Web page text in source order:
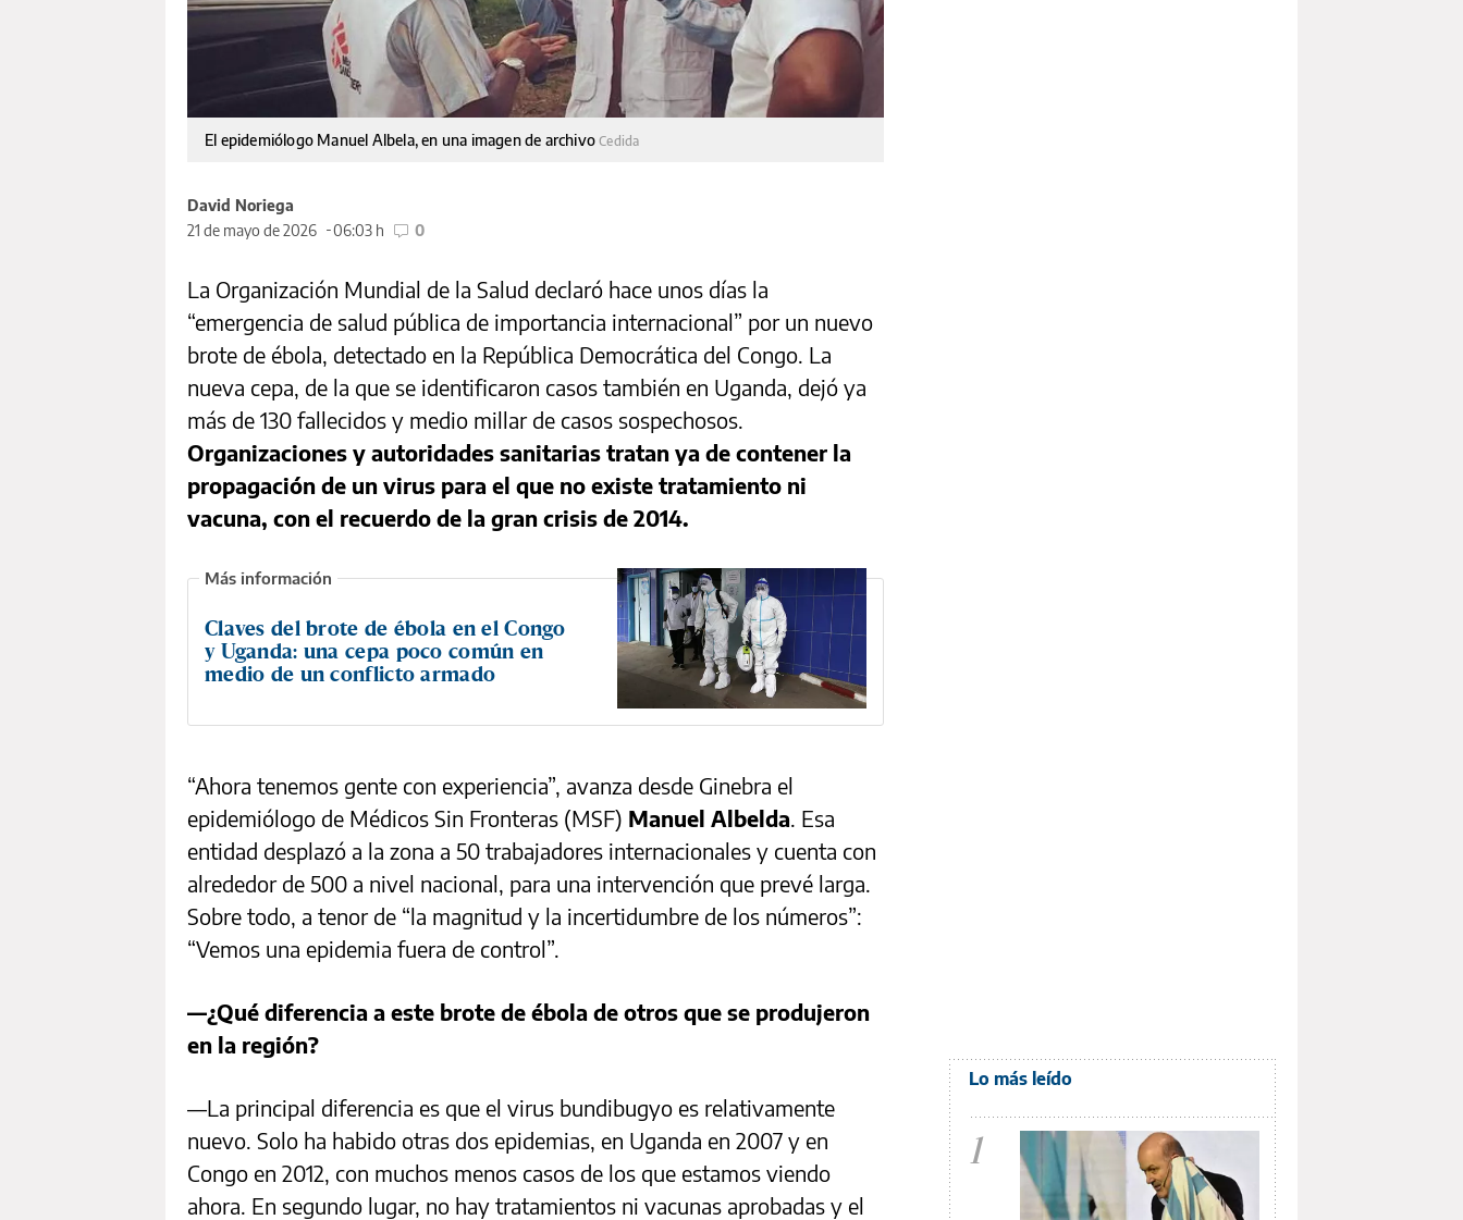
El epidemiólogo Manuel Albela, en una imagen de archivoCedida
David Noriega
21 de mayo de 2026
06:03 h 0
La Organización Mundial de la Salud declaró hace unos días la
“emergencia de salud pública de importancia internacional” por un nuevo
brote de ébola, detectado en la República Democrática del Congo. La
nueva cepa, de la que se identificaron casos también en Uganda, dejó ya
más de 130 fallecidos y medio millar de casos sospechosos.
Organizaciones y autoridades sanitarias tratan ya de contener la
propagación de un virus para el que no existe tratamiento ni
vacuna, con el recuerdo de la gran crisis de 2014.
Claves del brote de ébola en el Congo
y Uganda: una cepa poco común en
medio de un conflicto armado
“Ahora tenemos gente con experiencia”, avanza desde Ginebra el
epidemiólogo de Médicos Sin Fronteras (MSF) Manuel Albelda. Esa
entidad desplazó a la zona a 50 trabajadores internacionales y cuenta con
alrededor de 500 a nivel nacional, para una intervención que prevé larga.
Sobre todo, a tenor de “la magnitud y la incertidumbre de los números”:
“Vemos una epidemia fuera de control”.
—¿Qué diferencia a este brote de ébola de otros que se produjeron
en la región?
—La principal diferencia es que el virus bundibugyo es relativamente
nuevo. Solo ha habido otras dos epidemias, en Uganda en 2007 y en
Congo en 2012, con muchos menos casos de los que estamos viendo
ahora. En segundo lugar, no hay tratamientos ni vacunas aprobadas y el
Lo más leído
1